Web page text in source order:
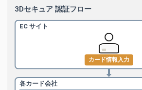
3Dセキュア 認証フロー
EC サイト
カード情報入力
各カード会社